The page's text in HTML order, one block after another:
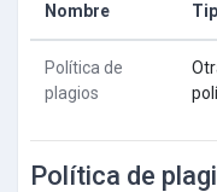
Nombre
Política de
plagios
Política de